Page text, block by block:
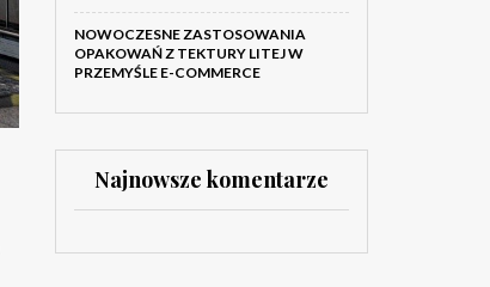
NOWOCZESNE ZASTOSOWANIA
OPAKOWAŃ Z TEKTURY LITEJ W
PRZEMYŚLE E-COMMERCE
Najnowsze komentarze